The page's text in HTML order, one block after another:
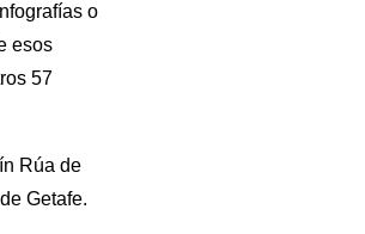
o
esos
57
Rúa de
Getafe.